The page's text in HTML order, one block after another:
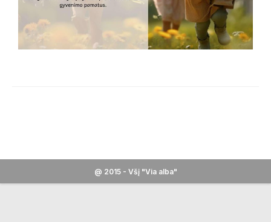
@ 2015 - Všį "Via alba"